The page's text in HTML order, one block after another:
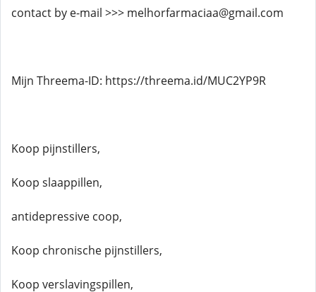
contact by e-mail >>> melhorfarmaciaa@gmail.com
Mijn Threema-ID: https://threema.id/MUC2YP9R
Koop pijnstillers,
Koop slaappillen,
antidepressive coop,
Koop chronische pijnstillers,
Koop verslavingspillen,